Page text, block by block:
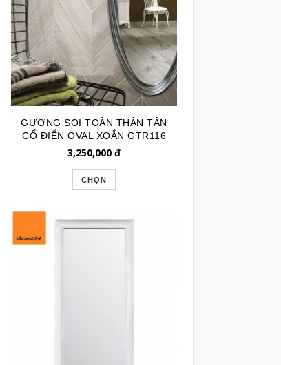
GƯƠNG SOI TOÀN THÂN TÂN
CỔ ĐIỂN OVAL XOẮN GTR116
3,250,000 đ
CHỌN